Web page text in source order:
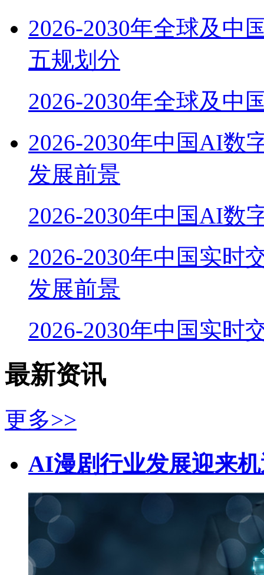
2026-2030年全球及中
五规划分
2026-2030年全球及中
2026-2030年中国AI数
发展前景
2026-2030年中国AI数
2026-2030年中国实时
发展前景
2026-2030年中国实时
最新资讯
更多>>
AI漫剧行业发展迎来